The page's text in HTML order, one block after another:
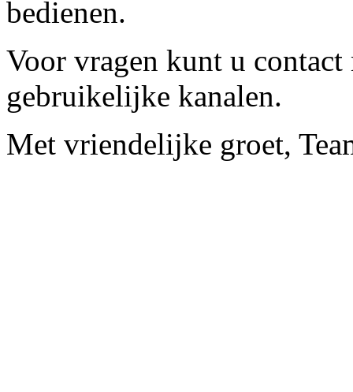
bedienen.
Voor vragen kunt u contact
gebruikelijke kanalen.
Met vriendelijke groet,